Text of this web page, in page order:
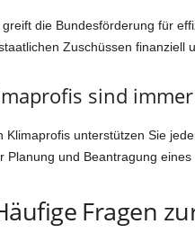
die Bundesförderung für
Zuschüssen finanziell
sind
Klimaprofis unterstützen Sie
Planung und Beantragung
Fragen